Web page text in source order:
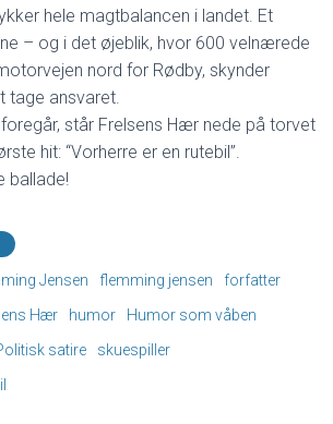
hele magtbalancen i landet. Et
– og i det øjeblik, hvor 600 velnærede
nord for Rødby, skynder
tage ansvaret.
står Frelsens Hær nede på torvet
hit: “Vorherre er en rutebil”.
ballade!
Jensen flemming jensen
forfatter
Hær humor
Humor som våben
satire
skuespiller